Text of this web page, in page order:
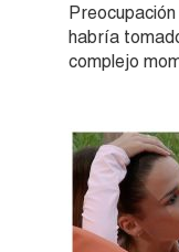
habría
complejo